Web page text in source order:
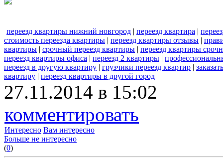
переезд квартиры нижний новгород | переезд квартира |
стоимость переезда квартиры | переезд квартиры отзывы |
квартиры | срочный переезд квартиры | переезд квартиры
переезд квартиры офиса | переезд 2 квартиры |
переезд в другую квартиру | грузчики переезд квартир |
квартиру | переезд квартиры в другой город
27.11.2014 в 15:02
комментировать
Интересно Вам интересно
Больше не интересно
(0)